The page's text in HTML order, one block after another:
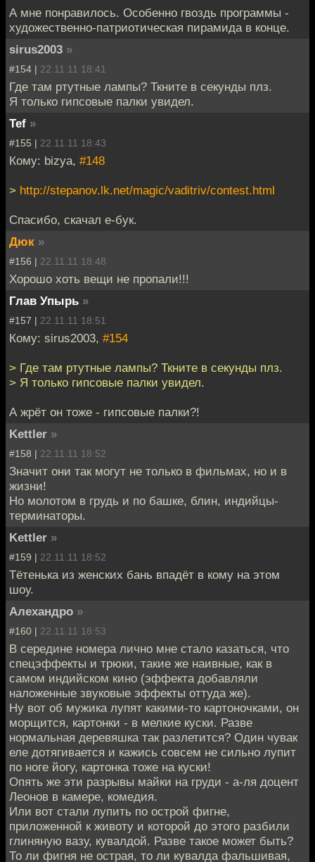
А мне понравилось. Особенно гвоздь программы -
художественно-патриотическая пирамида в конце.
sirus2003 »
#154 | 22.11.11 18:41
Где там ртутные лампы? Ткните в секунды плз.
Я только гипсовые палки увидел.
Tef »
#155 | 22.11.11 18:43
Кому: bizya, #148
> http://stepanov.lk.net/magic/vaditriv/contest.html
Спасибо, скачал е-бук.
Дюк »
#156 | 22.11.11 18:48
Хорошо хоть вещи не пропали!!!
Глав Упырь »
#157 | 22.11.11 18:51
Кому: sirus2003, #154
> Где там ртутные лампы? Ткните в секунды плз.
> Я только гипсовые палки увидел.
А жрёт он тоже - гипсовые палки?!
Kettler »
#158 | 22.11.11 18:52
Значит они так могут не только в фильмах, но и в
жизни!
Но молотом в грудь и по башке, блин, индийцы-
терминаторы.
Kettler »
#159 | 22.11.11 18:52
Тётенька из женских бань впадёт в кому на этом
шоу.
Алехандро »
#160 | 22.11.11 18:53
В середине номера лично мне стало казаться, что
спецэффекты и трюки, такие же наивные, как в
самом индийском кино (эффекта добавляли
наложенные звуковые эффекты оттуда же).
Ну вот об мужика лупят какими-то картоночками, он
морщится, картонки - в мелкие куски. Разве
нормальная деревяшка так разлетится? Один чувак
еле дотягивается и кажись совсем не сильно лупит
по ноге йогу, картонка тоже на куски!
Опять же эти разрывы майки на груди - а-ля доцент
Леонов в камере, комедия.
Или вот стали лупить по острой фигне,
приложенной к животу и которой до этого разбили
глиняную вазу, кувалдой. Разве такое может быть?
То ли фигня не острая, то ли кувалда фальшивая,